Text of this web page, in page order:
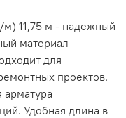
11,75 м - надежный
материал
для
проектов.
арматура
Удобная длина в